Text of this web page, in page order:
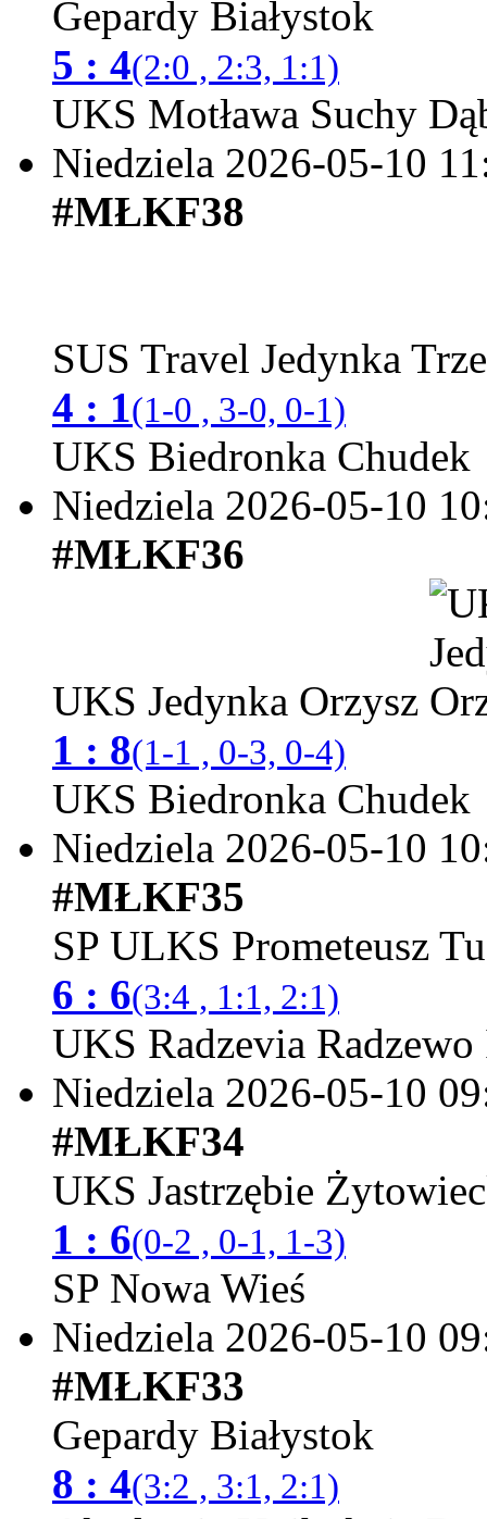
Gepardy Białystok
5 : 4(2:0 , 2:3, 1:1)
UKS Motława Suchy
Niedziela 2026-05-10
#MŁKF38
SUS Travel Jedynka
4 : 1(1-0 , 3-0, 0-1)
UKS Biedronka Chudek
Niedziela 2026-05-10
#MŁKF36
UKS Jedynka Orzysz
1 : 8(1-1 , 0-3, 0-4)
UKS Biedronka Chudek
Niedziela 2026-05-10
#MŁKF35
SP ULKS Prometeusz
6 : 6(3:4 , 1:1, 2:1)
UKS Radzevia Radzewo
Niedziela 2026-05-10
#MŁKF34
UKS Jastrzębie
1 : 6(0-2 , 0-1, 1-3)
SP Nowa Wieś
Niedziela 2026-05-10
#MŁKF33
Gepardy Białystok
8 : 4(3:2 , 3:1, 2:1)